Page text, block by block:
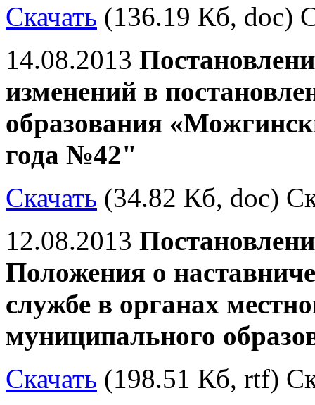
Скачать (136.19 Кб, doc)
14.08.2013
изменений в
образования
года №42"
Скачать (34.82 Кб, doc)
12.08.2013
Положения о
службе в органах
муниципального
Скачать (198.51 Кб, rtf)